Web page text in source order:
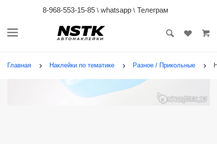
8-968-553-15-85 \ whatsapp\ Телеграм
Главная Наклейки по тематике Разное / Прикольные